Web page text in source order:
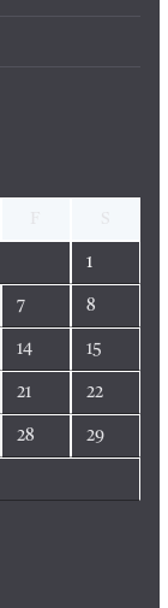
1
7 8
14 15
21 22
28 29